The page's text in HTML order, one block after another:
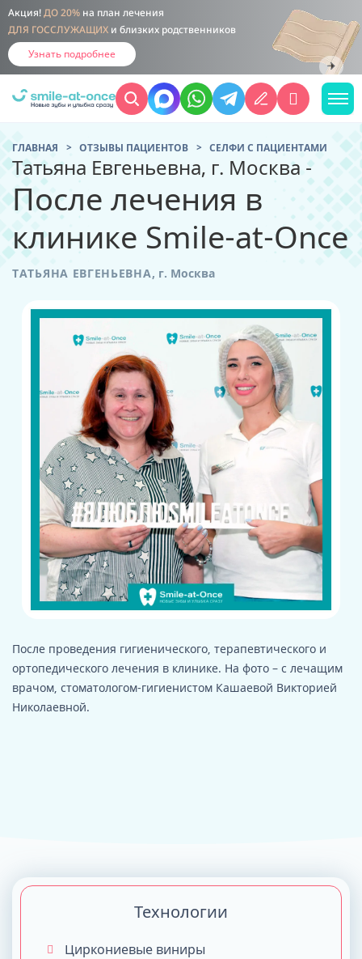
Акция! ДО 20% на план лечения
ДЛЯ ГОССЛУЖАЩИХ и близких родственников
Узнать подробнее
ГЛАВНАЯ ОТЗЫВЫ ПАЦИЕНТОВ CЕЛФИ С ПАЦИЕНТАМИ
Татьяна Евгеньевна, г. Москва -
После лечения в
клинике Smile-at-Once
ТАТЬЯНА ЕВГЕНЬЕВНА, г. Москва
После проведения гигиенического, терапевтического и
ортопедического лечения в клинике. На фото – с лечащим
врачом, стоматологом-гигиенистом Кашаевой Викторией
Николаевной.
Технологии
Циркониевые виниры